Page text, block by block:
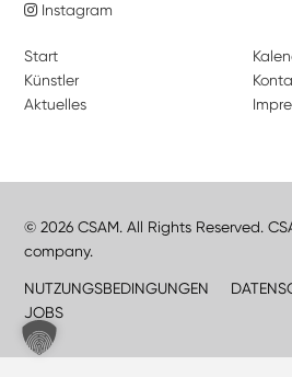
Instagram
Start
Künstler
Aktuelles
© 2026 CSAM. All Rights Reserved.
company.
NUTZUNGSBEDINGUNGEN
JOBS